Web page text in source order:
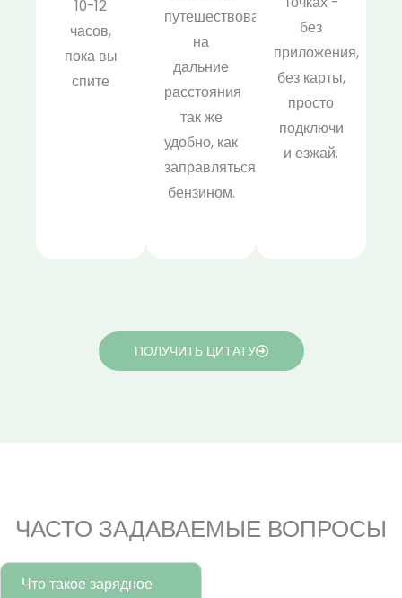
10-12
часов,
пока вы
спите
путешествовать
на
дальние
расстояния
так же
удобно, как
заправляться
бензином.
без
приложения,
без карты,
просто
подключи
и езжай.
ПОЛУЧИТЬ ЦИТАТУ
ЧАСТО ЗАДАВАЕМЫЕ ВОПРОСЫ
Что такое зарядное